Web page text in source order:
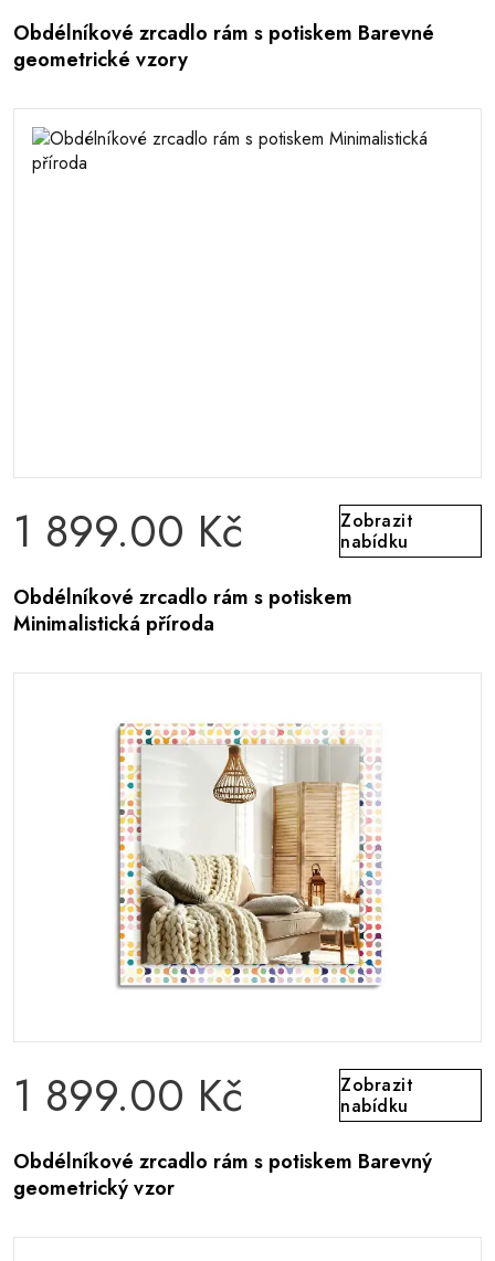
Obdélníkové zrcadlo rám s potiskem Barevné
geometrické vzory
1 899.00 Kč
Zobrazit
nabídku
Obdélníkové zrcadlo rám s potiskem
Minimalistická příroda
1 899.00 Kč
Zobrazit
nabídku
Obdélníkové zrcadlo rám s potiskem Barevný
geometrický vzor